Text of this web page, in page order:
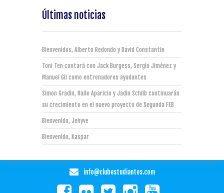
Últimas noticias
Bienvenidos, Alberto Redondo y David Constantin
Toni Ten contará con Jack Burgess, Sergio Jiménez y
Manuel Gil como entrenadores ayudantes
Simon Gradin, Haile Aparicio y Jadin Schilb continuarán
su crecimiento en el nuevo proyecto de Segunda FEB
Bienvenido, Jehyve
Bienvenido, Kaspar
info@clubestudiantes.com